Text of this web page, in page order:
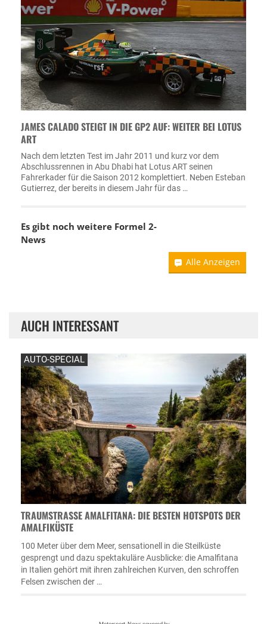
JAMES CALADO STEIGT IN DIE GP2 AUF: WEITER BEI LOTUS
ART
Nach dem letzten Test im Jahr 2011 und kurz vor dem
Abschlussrennen in Abu Dhabi hat Lotus ART seinen
Fahrerkader für die Saison 2012 komplettiert. Neben Esteban
Gutierrez, der bereits in diesem Jahr für das …
Es gibt noch weitere Formel 2-
News
Alle Anzeigen
AUCH INTERESSANT
AUTO-SPECIAL
TRAUMSTRASSE AMALFITANA: DIE BESTEN HOTSPOTS DER A
MALFIKÜSTE
100 Meter über dem Meer, sensationell in die Steilküste
gesprengt und dazu spektakuläre Ausblicke: die Amalfitana
in Italien gehört mit ihren zahlreichen Kurven, den schroffen
Felsen zwischen der …